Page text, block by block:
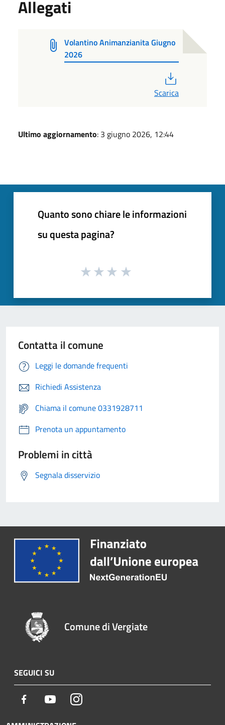
Allegati
Volantino Animanzianita Giugno
2026
Scarica
Ultimo aggiornamento: 3 giugno 2026, 12:44
Quanto sono chiare le informazioni
su questa pagina?
Contatta il comune
Leggi le domande frequenti
Richiedi Assistenza
Chiama il comune 0331928711
Prenota un appuntamento
Problemi in città
Segnala disservizio
Comune di Vergiate
SEGUICI SU
Facebook YoutubeInstagram